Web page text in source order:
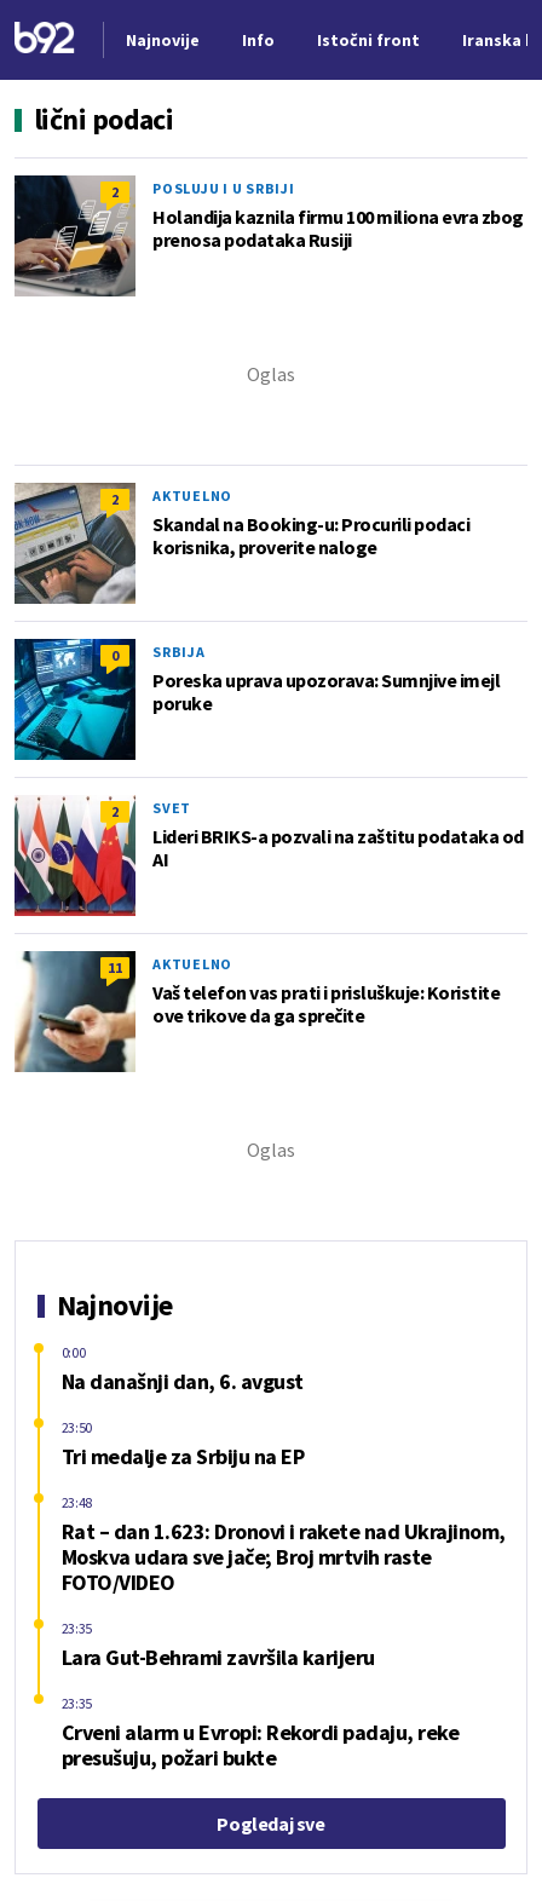
Najnovije Info Istočni front Iranska
lični podaci
2 POSLUJU I U SRBIJI
Holandija kaznila firmu 100 miliona evra zbog
prenosa podataka Rusiji
2 AKTUELNO
Skandal na Booking-u: Procurili podaci
korisnika, proverite naloge
0 SRBIJA
Poreska uprava upozorava: Sumnjive imejl
poruke
2 SVET
Lideri BRIKS-a pozvali na zaštitu podataka od
AI
11 AKTUELNO
Vaš telefon vas prati i prisluškuje: Koristite
ove trikove da ga sprečite
Najnovije
Na današnji dan, 6. avgust
0:00
Tri medalje za Srbiju na EP
23:50
Rat – dan 1.623: Dronovi i rakete nad Ukrajinom,
Moskva udara sve jače; Broj mrtvih raste
FOTO/VIDEO
23:48
Lara Gut-Behrami završila karijeru
23:35
Crveni alarm u Evropi: Rekordi padaju, reke
presušuju, požari bukte
23:35
Pogledaj sve